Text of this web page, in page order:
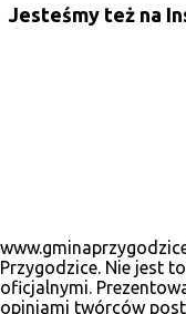
Jesteśmy też na
Przygodzice. Nie jest
oficjalnymi.
opiniami twórców